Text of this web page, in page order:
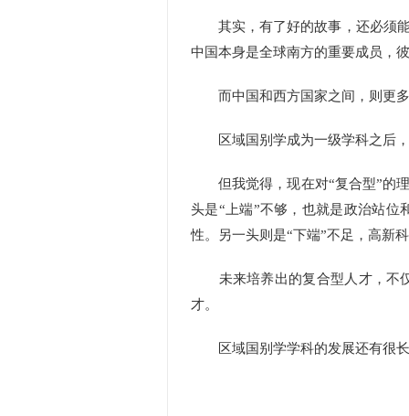
其实，有了好的故事，还必须能
中国本身是全球南方的重要成员，
而中国和西方国家之间，则更多
区域国别学成为一级学科之后，
但我觉得，现在对“复合型”的理
头是“上端”不够，也就是政治站位
性。另一头则是“下端”不足，高新
未来培养出的复合型人才，不仅
才。
区域国别学学科的发展还有很长